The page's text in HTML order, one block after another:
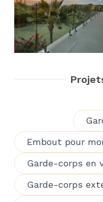
Embout pour
Garde-corps en
Garde-corps